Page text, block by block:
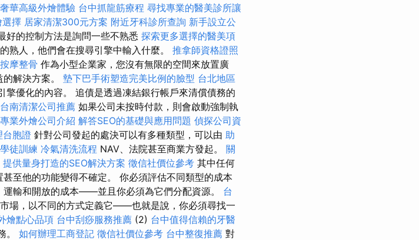
奢華高級外燴體驗 台中抓龍筋療程 尋找專業的醫美診所讓
選擇 居家清潔300元方案 附近牙科診所查詢 新手設立公
好的控制方法是詢問一些不熟悉 探索更多選擇的醫美項
的熟人，他們會在搜尋引擎中輸入什麼。 推拿師資格證照
摩整骨 作為小型企業家，您沒有無限的空間來放置廣
解決方案。 墊下巴手術塑造完美比例的臉型 台北地區
擎優化的內容。 追債是透過凍結銀行帳戶來清償債務的
台南清潔公司推薦 如果公司未按時付款，則會啟動強制執
專業外燴公司介紹 解答SEO的基礎與應用問題 偵探公司資
台胞證 針對公司發起的處決可以有多種類型，可以由 助
徒訓練 冷氣清洗流程 NAV、法院甚至商業方發起。 關
提供量身打造的SEO解決方案 徵信社價位參考 其中任何
至他的功能變得不確定。 你必須評估不同類型的成本
輸和開放的成本——並且你必須為它們分配資源。 台
場，以不同的方式定義它——也就是說，你必須尋找一
燴點心品項 台中刮痧服務推薦 (2) 台中值得信賴的牙醫
。 如何辦理工商登記 徵信社價位參考 台中整復推薦 對